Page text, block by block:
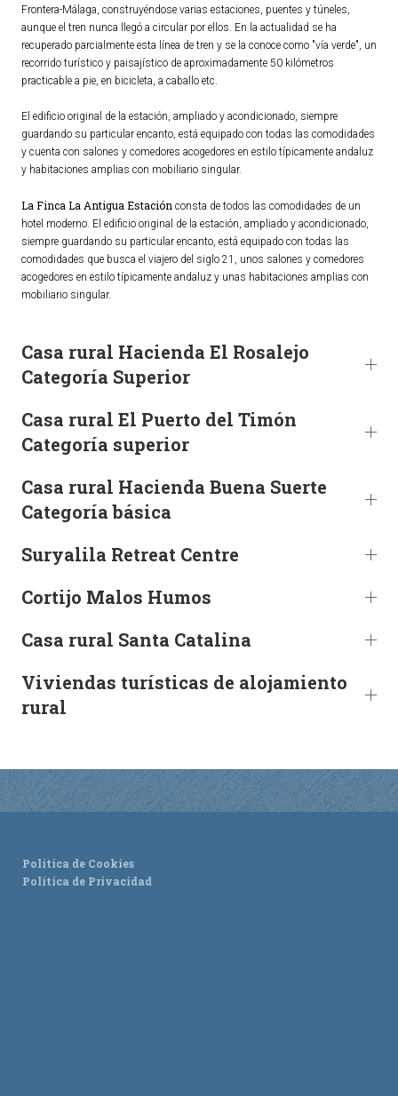
SERVICIOS
Salud
Educación
Centros Sociales y Asistenciales
Medio Ambiente
Empleo y Seguridad Social
Seguridad
Servicios Comarcales
Servicios Provinciales
Historia
Fiestas
Gastronomía
Dónde dormir
Dónde comer
Entorno
Callejero
PUBLICACIONES
Agenda
Frontera-Málaga, construyéndose varias estaciones, puentes y túneles,
aunque el tren nunca llegó a circular por ellos. En la actualidad se ha
recuperado parcialmente esta línea de tren y se la conoce como "vía verde", un
recorrido turístico y paisajístico de aproximadamente 50 kilómetros
practicable a pie, en bicicleta, a caballo etc.
El edificio original de la estación, ampliado y acondicionado, siempre
guardando su particular encanto, está equipado con todas las comodidades
y cuenta con salones y comedores acogedores en estilo típicamente andaluz
y habitaciones amplias con mobiliario singular.
La Finca La Antigua Estación consta de todos las comodidades de un
hotel moderno. El edificio original de la estación, ampliado y acondicionado,
siempre guardando su particular encanto, está equipado con todas las
comodidades que busca el viajero del siglo 21, unos salones y comedores
acogedores en estilo típicamente andaluz y unas habitaciones amplias con
mobiliario singular.
Casa rural Hacienda El Rosalejo
Categoría Superior
Casa rural El Puerto del Timón
Categoría superior
Casa rural Hacienda Buena Suerte
Categoría básica
Suryalila Retreat Centre
Cortijo Malos Humos
Casa rural Santa Catalina
Viviendas turísticas de alojamiento
rural
Política de Cookies
Política de Privacidad